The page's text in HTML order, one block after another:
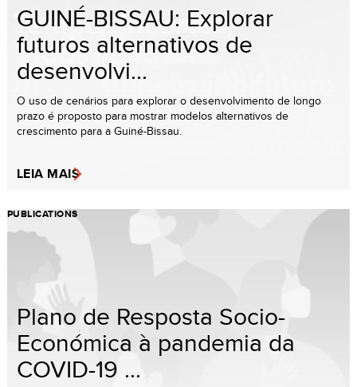
GUINÉ-BISSAU: Explorar
futuros alternativos de
desenvolvi...
O uso de cenários para explorar o desenvolvimento de longo
prazo é proposto para mostrar modelos alternativos de
crescimento para a Guiné-Bissau.
LEIA MAIS
PUBLICATIONS
Plano de Resposta Socio-
Económica à pandemia da
COVID-19 ...